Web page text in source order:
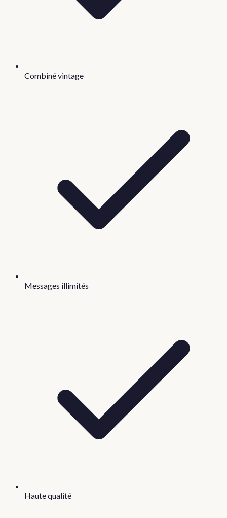
Combiné vintage
Messages illimités
Haute qualité